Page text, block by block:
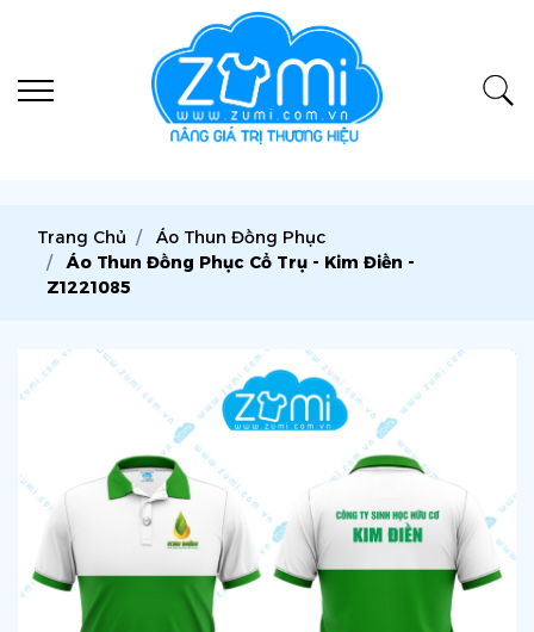
Trang Chủ
Áo Thun Đồng Phục
Áo Thun Đồng Phục Cổ Trụ - Kim Điền -
Z1221085